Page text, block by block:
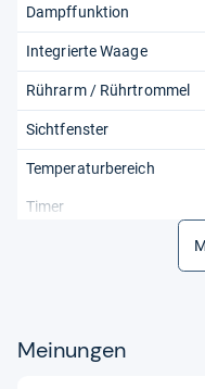
Dampffunktion
Integrierte Waage
Rührarm / Rührtrommel
Sichtfenster
Temperaturbereich
Timer
Doppelkammer-Fritteuse
Meinungen